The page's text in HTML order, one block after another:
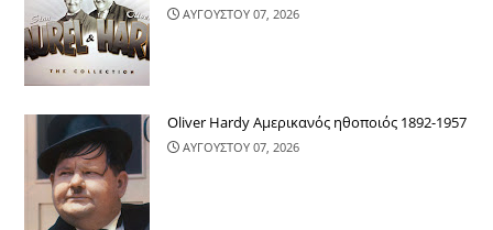
ΑΥΓΟΥΣΤΟΥ 07, 2026
Oliver Hardy Αμερικανός ηθοποιός 1892-1957
ΑΥΓΟΥΣΤΟΥ 07, 2026